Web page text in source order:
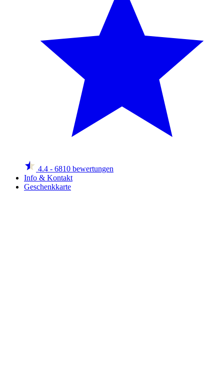
4.4 - 6810 bewertungen
Info & Kontakt
Geschenkkarte